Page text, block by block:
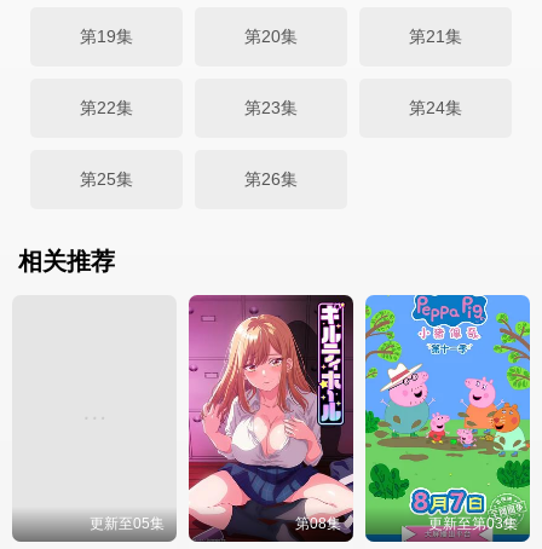
第19集 第20集 第21集
第22集 第23集 第24集
第25集 第26集
相关推荐
更新至05集 第08集 更新至第03集